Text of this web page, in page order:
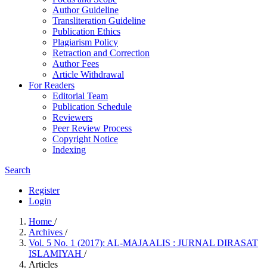
Author Guideline
Transliteration Guideline
Publication Ethics
Plagiarism Policy
Retraction and Correction
Author Fees
Article Withdrawal
For Readers
Editorial Team
Publication Schedule
Reviewers
Peer Review Process
Copyright Notice
Indexing
Search
Register
Login
Home /
Archives /
Vol. 5 No. 1 (2017): AL-MAJAALIS : JURNAL DIRASAT
ISLAMIYAH /
Articles